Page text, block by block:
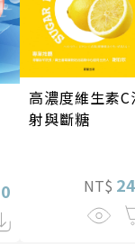
0
高濃度維生素C
射與斷糖
NT$